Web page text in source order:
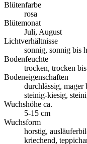
Blütenfarbe
rosa
Blütemonat
Juli, August
Lichtverhältnisse
sonnig, sonnig bis
Bodenfeuchte
trocken, trocken
Bodeneigenschaften
durchlässig, mager
steinig-kiesig,
Wuchshöhe ca.
5-15 cm
Wuchsform
horstig,
kriechend,